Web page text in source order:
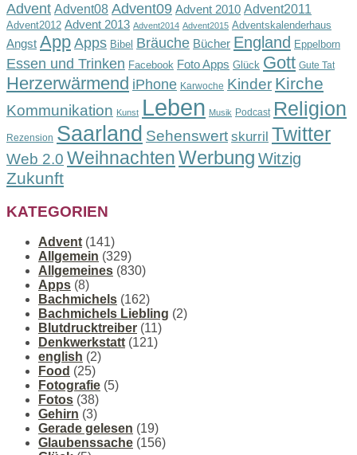
Advent Advent08 Advent09 Advent 2010 Advent2011
Advent2012 Advent 2013 Advent2014 Advent2015 Adventskalenderhaus
Angst App Apps Bibel Bräuche Bücher England Eppelborn
Essen und Trinken Facebook Foto Apps Glück Gott Gute Tat
Herzerwärmend iPhone Karwoche Kinder Kirche
Kommunikation Kunst Leben Musik Podcast Religion
Rezension Saarland Sehenswert skurril Twitter
Web 2.0 WeihnachtenWerbung Witzig
Zukunft
KATEGORIEN
Advent (141)
Allgemein (329)
Allgemeines (830)
Apps (8)
Bachmichels (162)
Bachmichels Liebling (2)
Blutdrucktreiber (11)
Denkwerkstatt (121)
english (2)
Food (25)
Fotografie (5)
Fotos (38)
Gehirn (3)
Gerade gelesen (19)
Glaubenssache (156)